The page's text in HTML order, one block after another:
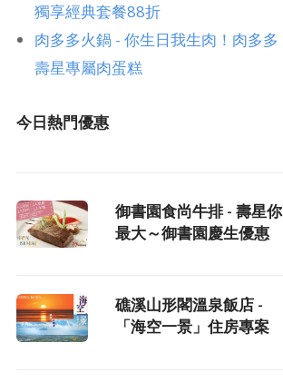
獨享經典套餐88折
肉多多火鍋 - 你生日我生肉！肉多多
壽星專屬肉蛋糕
今日熱門優惠
御書園食尚牛排 - 壽星你
最大～御書園慶生優惠
礁溪山形閣溫泉飯店 -
「海空一景」住房專案